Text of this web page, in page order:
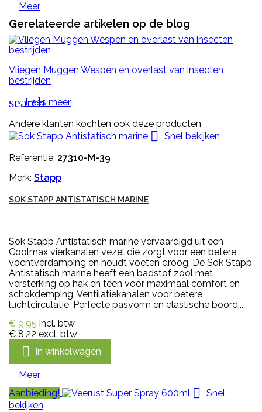
Meer
Gerelateerde artikelen op de blog
Vliegen Muggen Wespen en overlast van insecten
bestrijden
search
Lees meer
Andere klanten kochten ook deze producten

Snel bekijken
Referentie: 27310-M-39
Merk: Stapp
SOK STAPP ANTISTATISCH MARINE
Sok Stapp Antistatisch marine vervaardigd uit een
Coolmax vierkanalen vezel die zorgt voor een betere
vochtverdamping en houdt voeten droog. De Sok Stapp
Antistatisch marine heeft een badstof zool met
versterking op hak en teen voor maximaal comfort en
schokdemping. Ventilatiekanalen voor betere
luchtcirculatie. Perfecte pasvorm en elastische boord...
€ 9,95 incl. btw
€ 8,22 excl. btw
 In winkelwagen
Meer
Aanbieding!

Snel
bekijken